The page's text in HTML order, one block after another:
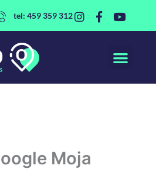
tel: 459 359 312
Moja